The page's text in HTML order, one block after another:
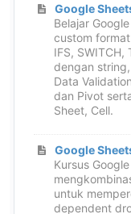
Google
Belajar
custom
IFS, SWITCH,
dengan
Data
dan Pivot
Sheet, Cell.
Google
Kursus
untuk
dependent